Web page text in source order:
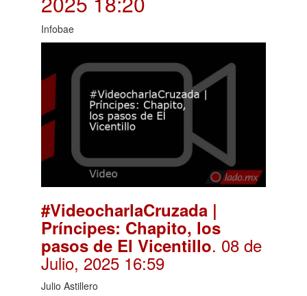
Infobae
#VideocharlaCruzada |
Príncipes: Chapito, los
pasos de El Vicentillo. 08 de
Julio, 2025 16:59
Julio Astillero